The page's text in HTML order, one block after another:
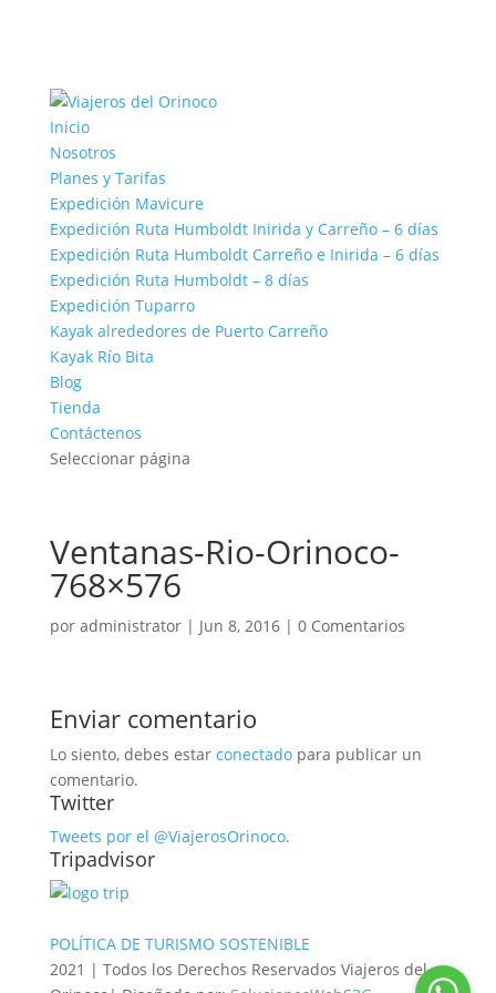
Inicio
Nosotros
Planes y Tarifas
Expedición Mavicure
Expedición Ruta Humboldt Inirida y Carreño – 6 días
Expedición Ruta Humboldt Carreño e Inirida – 6 días
Expedición Ruta Humboldt – 8 días
Expedición Tuparro
Kayak alrededores de Puerto Carreño
Kayak Río Bita
Blog
Tienda
Contáctenos
Seleccionar página
Ventanas-Rio-Orinoco-
768×576
por administrator| Jun 8, 2016| 0 Comentarios
Enviar comentario
Lo siento, debes estar conectadopara publicar un
comentario.
Twitter
Tweets por el @ViajerosOrinoco.
Tripadvisor
POLÍTICA DE TURISMO SOSTENIBLE
2021 | Todos los Derechos Reservados Viajeros del